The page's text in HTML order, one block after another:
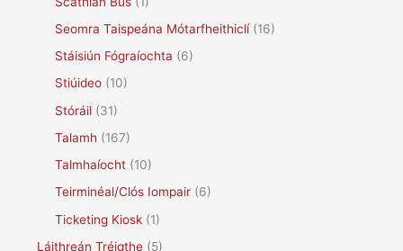
Seomra Taispeána Mótarfheithiclí(16)
Stáisiún Fógraíochta (6)
Stiúideo (10)
Stóráil (31)
Talamh (167)
Talmhaíocht (10)
Teirminéal/Clós Iompair (6)
Ticketing Kiosk (1)
Láithreán Tréigthe (5)